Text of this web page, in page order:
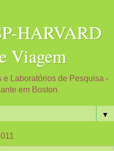
HARVARD
Viagem
e Laboratórios de Pesquisa -
em Boston
▼